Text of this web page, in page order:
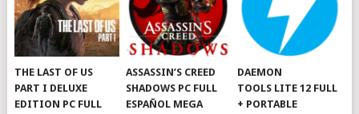
THE LAST OF US
PART I DELUXE
EDITION PC FULL
ASSASSIN’S CREED
SHADOWS PC FULL
ESPAÑOL MEGA
DAEMON
TOOLS LITE 12 FULL
+ PORTABLE